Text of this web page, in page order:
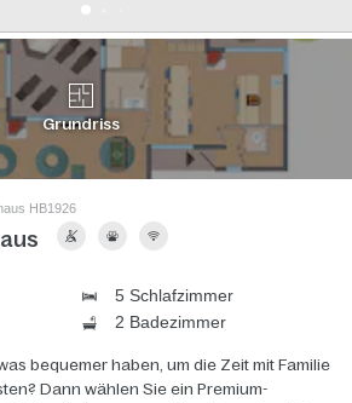
Grundriss
HB1926
5 Schlafzimmer
2 Badezimmer
bequemer haben, um die Zeit mit Familie
Dann wählen Sie ein Premium-